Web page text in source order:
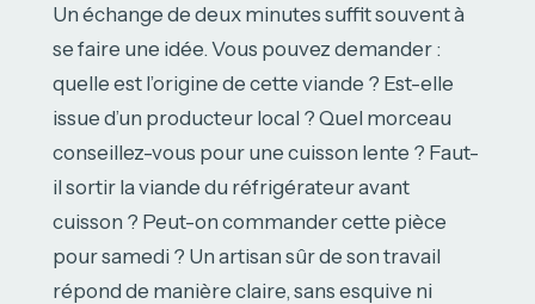
Un échange de deux minutes suffit souvent à
se faire une idée. Vous pouvez demander :
quelle est l’origine de cette viande ? Est-elle
issue d’un producteur local ? Quel morceau
conseillez-vous pour une cuisson lente ? Faut-
il sortir la viande du réfrigérateur avant
cuisson ? Peut-on commander cette pièce
pour samedi ? Un artisan sûr de son travail
répond de manière claire, sans esquive ni